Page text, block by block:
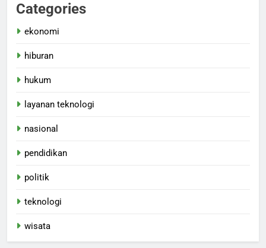
Categories
ekonomi
hiburan
hukum
layanan teknologi
nasional
pendidikan
politik
teknologi
wisata